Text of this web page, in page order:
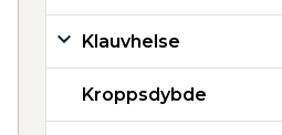
Klauvhelse
Kroppsdybde